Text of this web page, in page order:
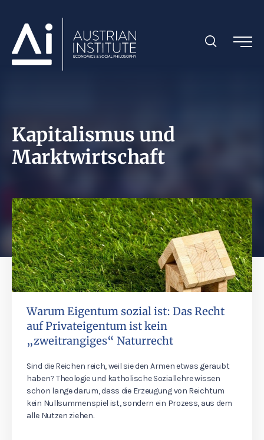
Kapitalismus und
Marktwirtschaft
Warum Eigentum sozial ist: Das Recht
auf Privateigentum ist kein
„zweitrangiges“ Naturrecht
Sind die Reichen reich, weil sie den Armen etwas geraubt
haben? Theologie und katholische Soziallehre wissen
schon lange darum, dass die Erzeugung von Reichtum
kein Nullsummenspiel ist, sondern ein Prozess, aus dem
alle Nutzen ziehen.